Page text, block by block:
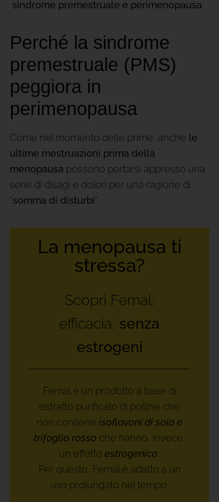
sindrome premestruale e perimenopausa.
Perché la sindrome
premestruale (PMS)
peggiora in
perimenopausa
Come nel momento delle prime, anche le
ultime mestruazioni prima della
menopausa possono portarsi appresso una
serie di disagi e dolori per una ragione di
“somma di disturbi”.
La menopausa ti
stressa?
Scopri Femal:
efficacia, senza
estrogeni
Femal è un prodotto a base di
estratto purificato di polline che
non contiene isoflavoni di soia e
trifoglio rosso che hanno, invece,
un effetto estrogenico.
Per questo, Femal è adatto a un
uso prolungato nel tempo.